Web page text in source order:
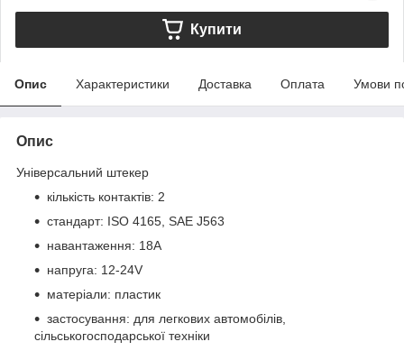
Купити
Опис Характеристики Доставка Оплата Умови
Опис
Універсальний штекер
кількість контактів: 2
стандарт: ISO 4165, SAE J563
навантаження: 18A
напруга: 12-24V
матеріали: пластик
застосування: для легкових автомобілів,
сільськогосподарської техніки